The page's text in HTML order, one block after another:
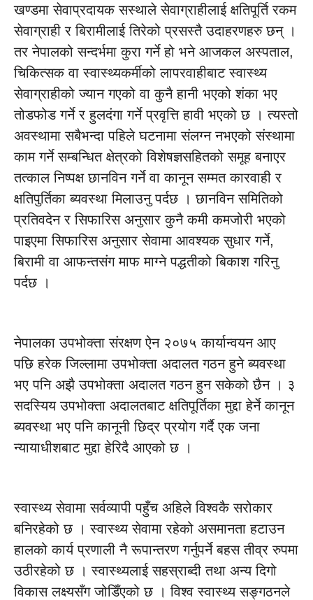
खण्डमा सेवाप्रदायक सस्थाले सेवाग्राहीलाई क्षतिपूर्ति रकम
सेवाग्राही र बिरामीलाई तिरेको प्रसस्तै उदाहरणहरु छन् ।
तर नेपालको सन्दर्भमा कुरा गर्ने हो भने आजकल अस्पताल,
चिकित्सक वा स्वास्थ्यकर्मीको लापरवाहीबाट स्वास्थ्य
सेवाग्राहीको ज्यान गएको वा कुनै हानी भएको शंका भए
तोडफोड गर्ने र हुलदंगा गर्ने प्रवृत्ति हावी भएको छ । त्यस्तो
अवस्थामा सबैभन्दा पहिले घटनामा संलग्न नभएको संस्थामा
काम गर्ने सम्बन्धित क्षेत्रको विशेषज्ञसहितको समूह बनाएर
तत्काल निष्पक्ष छानविन गर्ने वा कानून सम्मत कारवाही र
क्षतिपुर्तिका ब्यवस्था मिलाउनु पर्दछ । छानविन समितिको
प्रतिवदेन र सिफारिस अनुसार कुनै कमी कमजोरी भएको
पाइएमा सिफारिस अनुसार सेवामा आवश्यक सुधार गर्ने,
बिरामी वा आफन्तसंग माफ माग्ने पद्धतीको बिकाश गरिनु
पर्दछ ।
नेपालका उपभोक्ता संरक्षण ऐन २०७५ कार्यान्वयन आए
पछि हरेक जिल्लामा उपभोक्ता अदालत गठन हुने ब्यवस्था
भए पनि अझै उपभोक्ता अदालत गठन हुन सकेको छैन । ३
सदस्यिय उपभोक्ता अदालतबाट क्षतिपूर्तिका मुद्दा हेर्ने कानून
ब्यवस्था भए पनि कानूनी छिद्र प्रयोग गर्दै एक जना
न्यायाधीशबाट मुद्दा हेरिदै आएको छ ।
स्वास्थ्य सेवामा सर्वव्यापी पहुँच अहिले विश्वकै सरोकार
बनिरहेको छ । स्वास्थ्य सेवामा रहेको असमानता हटाउन
हालको कार्य प्रणाली नै रूपान्तरण गर्नुपर्ने बहस तीव्र रुपमा
उठीरहेको छ । स्वास्थ्यलाई सहस्राब्दी तथा अन्य दिगो
विकास लक्ष्यसँग जोडिँएको छ । विश्व स्वास्थ्य सङ्गठनले